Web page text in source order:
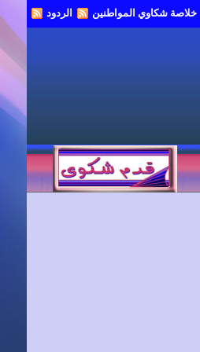
خلاصة شكاوي المواطنين الردود